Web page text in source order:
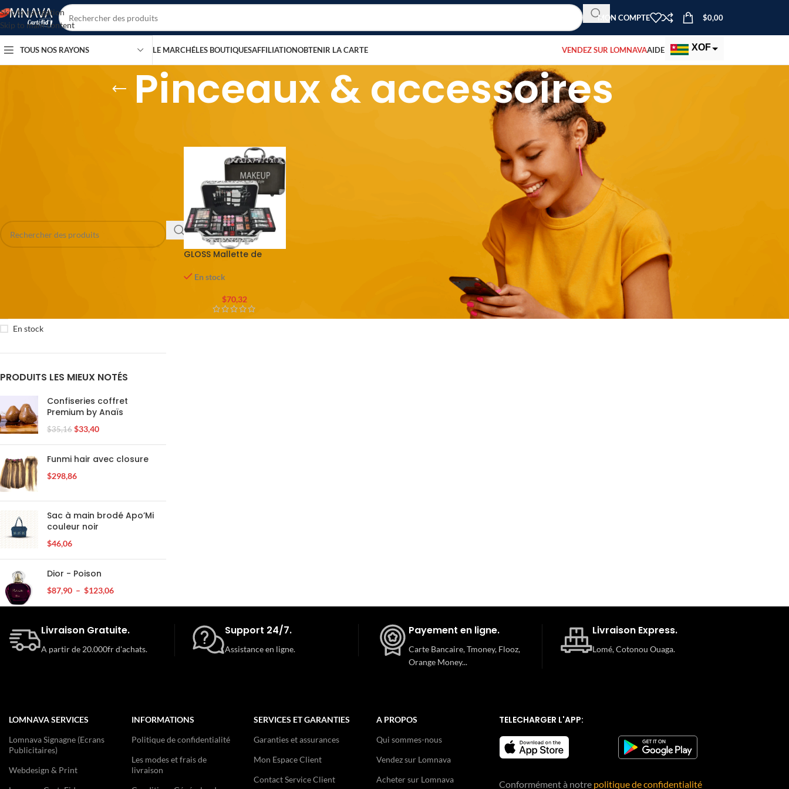
Skip to navigation
Skip to main content
MON COMPTE $0,00
TOUS NOS RAYONS LE MARCHÉLES BOUTIQUESAFFILIATIONOBTENIR LA CARTE VENDEZ SUR LOMNAVAAIDE XOF
Pinceaux & accessoires
En stock
PRODUITS LES MIEUX NOTÉS
Confiseries coffret
Premium by Anaïs
$35,16 $33,40
Funmi hair avec closure
$298,86
Sac à main brodé Apo’Mi
couleur noir
$46,06
Dior - Poison
$87,90 – $123,06
GLOSS Mallette de
Modern Style – 62 pcs
En stock
$70,32
Livraison Gratuite.
A partir de 20.000fr d'achats.
Support 24/7.
Assistance en ligne.
Payement en ligne.
Carte Bancaire, Tmoney, Flooz,
Orange Money...
Livraison Express.
Lomé, Cotonou Ouaga.
LOMNAVA SERVICES
Lomnava Signagne (Ecrans
Publicitaires)
Webdesign & Print
INFORMATIONS
Politique de confidentialité
Les modes et frais de
livraison
SERVICES ET GARANTIES
Garanties et assurances
Mon Espace Client
Contact Service Client
A PROPOS
Qui sommes-nous
Vendez sur Lomnava
Acheter sur Lomnava
TELECHARGER L'APP:
Conformément à notre politique de confidentialité